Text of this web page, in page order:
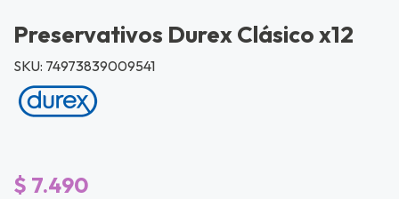
Preservativos Durex Clásico x12
SKU: 74973839009541
$ 7.490